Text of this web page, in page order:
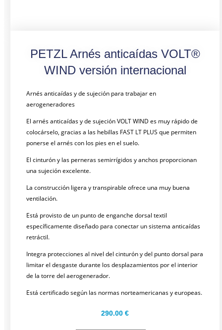
PETZL Arnés anticaídas VOLT®
WIND versión internacional
Arnés anticaídas y de sujeción para trabajar en
aerogeneradores
El arnés anticaídas y de sujeción VOLT WIND es muy rápido de
colocárselo, gracias a las hebillas FAST LT PLUS que permiten
ponerse el arnés con los pies en el suelo.
El cinturón y las perneras semirrígidos y anchos proporcionan
una sujeción excelente.
La construcción ligera y transpirable ofrece una muy buena
ventilación.
Está provisto de un punto de enganche dorsal textil
específicamente diseñado para conectar un sistema anticaídas
retráctil.
Integra protecciones al nivel del cinturón y del punto dorsal para
limitar el desgaste durante los desplazamientos por el interior
de la torre del aerogenerador.
Está certificado según las normas norteamericanas y europeas.
290.00 €